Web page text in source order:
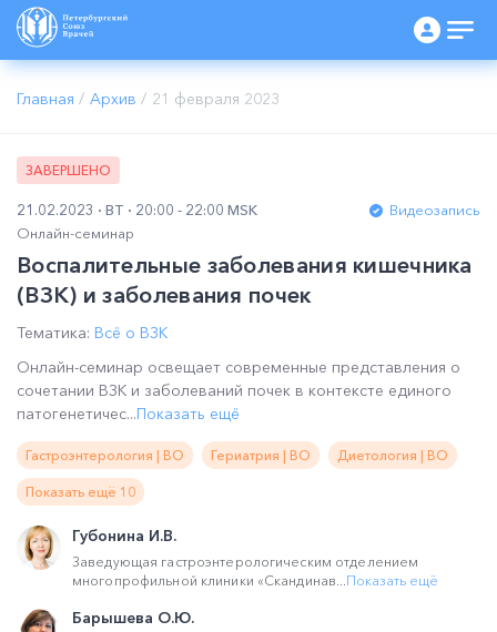
Главная / Архив / 21 февраля 2023
ЗАВЕРШЕНО
21.02.2023 ВТ 20:00 - 22:00 MSK
Видеозапись
Онлайн-семинар
Воспалительные заболевания кишечника
(ВЗК) и заболевания почек
Тематика: Всё о ВЗК
Онлайн-семинар освещает современные представления о
сочетании ВЗК и заболеваний почек в контексте единого
патогенетичес...Показать ещё
Гастроэнтерология | ВО Гериатрия | ВО Диетология | ВО
Показать ещё 10
Губонина И.В.
Заведующая гастроэнтерологическим отделением
многопрофильной клиники «Скандинав...Показать ещё
Барышева О.Ю.